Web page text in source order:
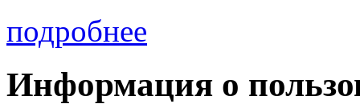
подробнее
Информация о